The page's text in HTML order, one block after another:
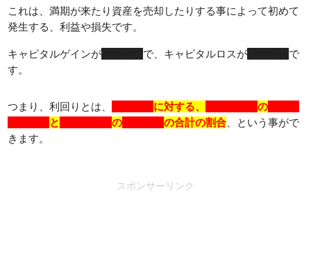
これは、満期が来たり資産を売却したりする事によって初めて
発生する、利益や損失です。
キャピタルゲインが で、キャピタルロスが
で
す。
つまり、利回りとは、 に対する、 一年あたりの
と 一年あたりの 換金損益の合計の割合 、という事がで
きます。
スポンサーリンク